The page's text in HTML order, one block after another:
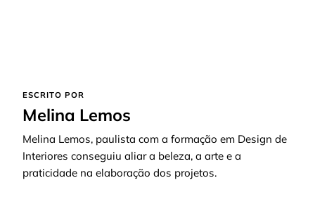
ESCRITO POR
Melina Lemos
Melina Lemos, paulista com a formação em Design de
Interiores conseguiu aliar a beleza, a arte e a
praticidade na elaboração dos projetos.